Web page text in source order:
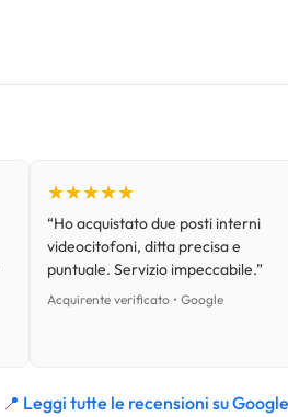
★★★★★
“Ho acquistato due posti interni
videocitofoni, ditta precisa e
puntuale. Servizio impeccabile.”
Acquirente verificato • Google
📍 Leggi tutte le recensioni su Google